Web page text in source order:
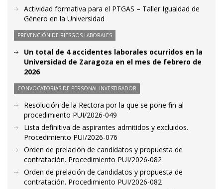
Actividad formativa para el PTGAS – Taller Igualdad de
Género en la Universidad
PREVENCIÓN DE RIESGOS LABORALES
Un total de 4 accidentes laborales ocurridos en la
Universidad de Zaragoza en el mes de febrero de
2026
CONVOCATORIAS DE PERSONAL INVESTIGADOR
Resolución de la Rectora por la que se pone fin al
procedimiento PUI/2026-049
Lista definitiva de aspirantes admitidos y excluidos.
Procedimiento PUI/2026-076
Orden de prelación de candidatos y propuesta de
contratación. Procedimiento PUI/2026-082
Orden de prelación de candidatos y propuesta de
contratación. Procedimiento PUI/2026-082